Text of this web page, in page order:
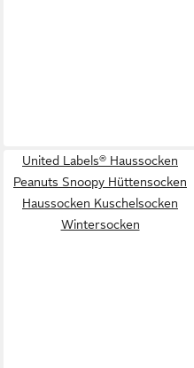
United Labels® Haussocken
Peanuts Snoopy Hüttensocken
Haussocken Kuschelsocken
Wintersocken